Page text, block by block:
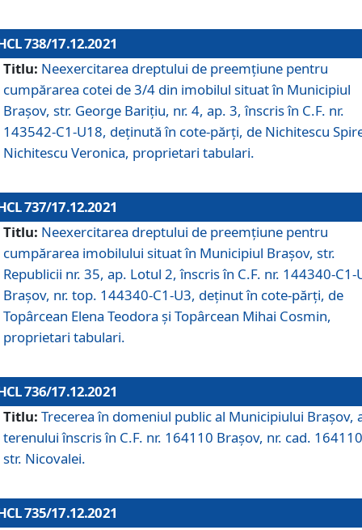
738/17.12.2021
Titlu: Neexercitarea dreptului de preemţiune pentru
cumpărarea cotei de 3/4 din imobilul situat în Municipiul
Braşov, str. George Barițiu, nr. 4, ap. 3, înscris în C.F. nr.
143542-C1-U18, deținută în cote-părți, de Nichitescu
Nichitescu Veronica, proprietari tabulari.
737/17.12.2021
Titlu: Neexercitarea dreptului de preemţiune pentru
cumpărarea imobilului situat în Municipiul Braşov, str.
Republicii nr. 35, ap. Lotul 2, înscris în C.F. nr. 144340-C1-
Brașov, nr. top. 144340-C1-U3, deținut în cote-părți, de
Topârcean Elena Teodora și Topârcean Mihai Cosmin,
proprietari tabulari.
736/17.12.2021
Titlu: Trecerea în domeniul public al Municipiului Braşov,
terenului înscris în C.F. nr. 164110 Brașov, nr. cad.
str. Nicovalei.
735/17.12.2021